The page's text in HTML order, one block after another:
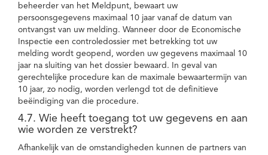
beheerder van het Meldpunt, bewaart uw
persoonsgegevens maximaal 10 jaar vanaf de datum van
ontvangst van uw melding. Wanneer door de Economische
Inspectie een controledossier met betrekking tot uw
melding wordt geopend, worden uw gegevens maximaal 10
jaar na sluiting van het dossier bewaard. In geval van
gerechtelijke procedure kan de maximale bewaartermijn van
10 jaar, zo nodig, worden verlengd tot de definitieve
beëindiging van die procedure.
4.7. Wie heeft toegang tot uw gegevens en aan
wie worden ze verstrekt?
Afhankelijk van de omstandigheden kunnen de partners van